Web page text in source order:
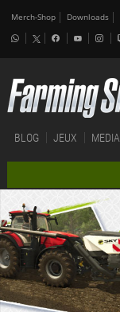
Merch-Shop Downloads
BLOG JEUX MEDIA